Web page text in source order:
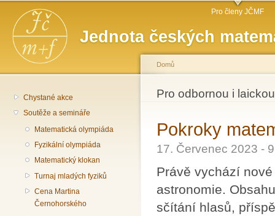
Jednota českých
Hlavní menu Pro členy JČMF
Chystané akce
Soutěže a semináře
Matematická olympiáda
Fyzikální olympiáda
Matematický klokan
Turnaj mladých fyziků
Cena Martina
Černohorského
Jste zde
Domů
Pro odbornou i
Pokroky
17. Červenec 2023 -
Právě vychází
astronomie.
sčítání hlasů,